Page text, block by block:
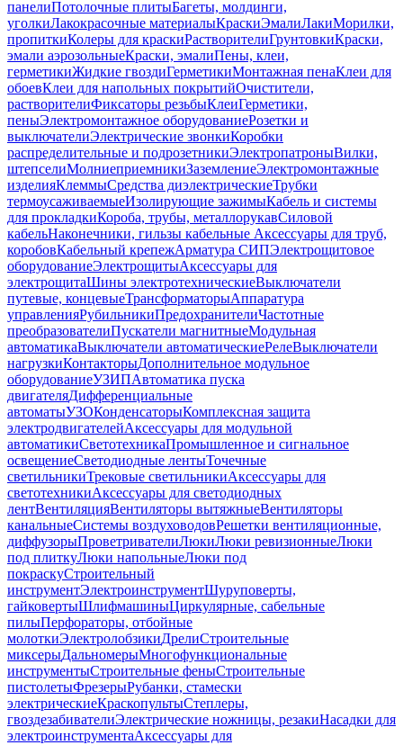
панелиПотолочные плитыБагеты, молдинги,
уголкиЛакокрасочные материалыКраскиЭмалиЛакиМорилки,
пропиткиКолеры для краскиРастворителиГрунтовкиКраски,
эмали аэрозольныеКраски, эмалиПены, клеи,
герметикиЖидкие гвоздиГерметикиМонтажная пенаКлеи для
обоевКлеи для напольных покрытийОчистители,
растворителиФиксаторы резьбыКлеиГерметики,
пеныЭлектромонтажное оборудованиеРозетки и
выключателиЭлектрические звонкиКоробки
распределительные и подрозетникиЭлектропатроныВилки,
штепселиМолниеприемникиЗаземлениеЭлектромонтажные
изделияКлеммыСредства диэлектрическиеТрубки
термоусаживаемыеИзолирующие зажимыКабель и системы
для прокладкиКороба, трубы, металлорукавСиловой
кабельНаконечники, гильзы кабельные Аксессуары для труб,
коробовКабельный крепежАрматура СИПЭлектрощитовое
оборудованиеЭлектрощитыАксессуары для
электрощитаШины электротехническиеВыключатели
путевые, концевыеТрансформаторыАппаратура
управленияРубильникиПредохранителиЧастотные
преобразователиПускатели магнитныеМодульная
автоматикаВыключатели автоматическиеРелеВыключатели
нагрузкиКонтакторыДополнительное модульное
оборудованиеУЗИПАвтоматика пуска
двигателяДифференциальные
автоматыУЗОКонденсаторыКомплексная защита
электродвигателейАксессуары для модульной
автоматикиСветотехникаПромышленное и сигнальное
освещениеСветодиодные лентыТочечные
светильникиТрековые светильникиАксессуары для
светотехникиАксессуары для светодиодных
лентВентиляцияВентиляторы вытяжныеВентиляторы
канальныеСистемы воздуховодовРешетки вентиляционные,
диффузорыПроветривателиЛюкиЛюки ревизионныеЛюки
под плиткуЛюки напольныеЛюки под
покраскуСтроительный
инструментЭлектроинструментШуруповерты,
гайковертыШлифмашиныЦиркулярные, сабельные
пилыПерфораторы, отбойные
молоткиЭлектролобзикиДрелиСтроительные
миксерыДальномерыМногофункциональные
инструментыСтроительные феныСтроительные
пистолетыФрезерыРубанки, стамески
электрическиеКраскопультыСтеплеры,
гвоздезабивателиЭлектрические ножницы, резакиНасадки для
электроинструментаАксессуары для